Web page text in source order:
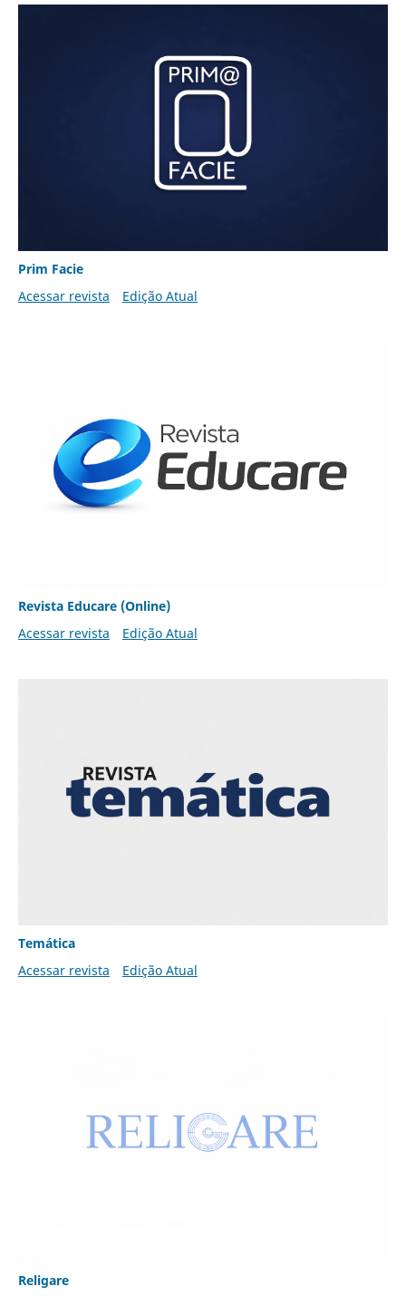
Prim Facie
Acessar revista
Edição Atual
Revista Educare (Online)
Acessar revista
Edição Atual
Temática
Acessar revista
Edição Atual
Religare